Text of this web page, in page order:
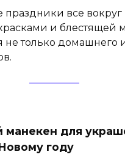
праздники все вокруг
и блестящей
не только домашнего
манекен для
году